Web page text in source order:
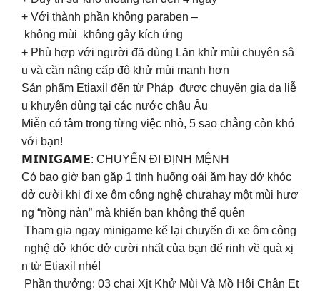
+ Với thành phần không paraben –
không mùi không gây kích ứng
+ Phù hợp với người đã dùng Lăn khử mùi chuyên sâ
u và cần nâng cấp độ khử mùi mạnh hơn
Sản phẩm Etiaxil đến từ Pháp được chuyên gia da liễ
u khuyên dùng tại các nước châu Âu
Miễn có tâm trong từng việc nhỏ, 5 sao chẳng còn khó
với bạn!
𝗠𝗜𝗡𝗜𝗚𝗔𝗠𝗘: CHUYẾN ĐI ĐỊNH MỆNH
Có bao giờ bạn gặp 1 tình huống oái ăm hay dở khóc
dở cười khi đi xe ôm công nghệ chưahay một mùi hươ
ng “nồng nàn” mà khiến bạn không thể quên
Tham gia ngay minigame kể lại chuyến đi xe ôm công
nghệ dở khóc dở cười nhất của bạn để rinh về quà xị
n từ Etiaxil nhé!
Phần thưởng: 03 chai Xịt Khử Mùi Và Mồ Hôi Chân Et